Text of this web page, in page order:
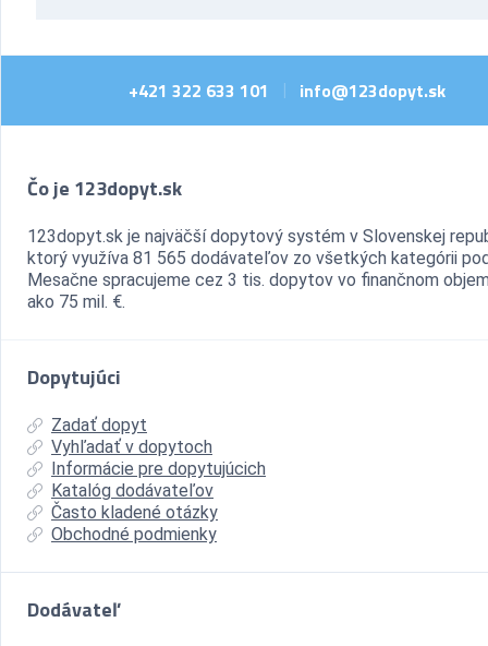
+421 322 633 101 info@123dopyt.sk
Čo je 123dopyt.sk
123dopyt.sk je najväčší dopytový systém v Slovenskej
ktorý využíva 81 565 dodávateľov zo všetkých kategórii
Mesačne spracujeme cez 3 tis. dopytov vo finančnom
ako 75 mil. €.
Dopytujúci
Zadať dopyt
Vyhľadať v dopytoch
Informácie pre dopytujúcich
Katalóg dodávateľov
Často kladené otázky
Obchodné podmienky
Dodávateľ